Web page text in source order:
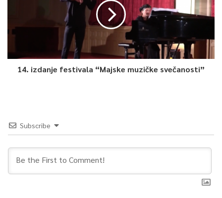
14. izdanje festivala “Majske muzičke svečanosti”
Subscribe